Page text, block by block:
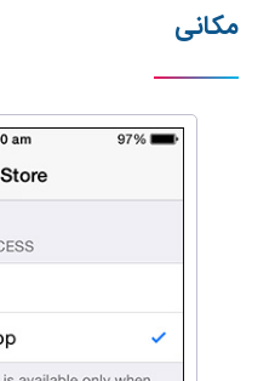
مکانی